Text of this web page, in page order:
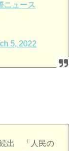
ニュース
5, 2022
続出 「人民の